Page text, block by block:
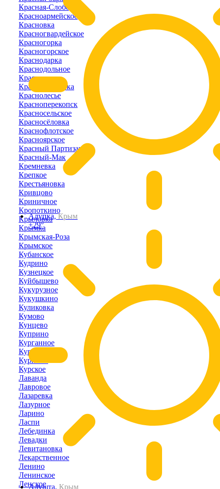
Алупка,Крым
+29°
Алушта, Крым
Красная-Слобода
Красноармейское
Красновка
Красногвардейское
Красногорка
Красногорское
Краснодарка
Краснодольное
Красное
Краснознаменка
Краснолесье
Красноперекопск
Красносельское
Красносёловка
Краснофлотское
Красноярское
Красный Партизан
Красный-Мак
Кремневка
Крепкое
Крестьяновка
Кривцово
Криничное
Кропоткино
Крыловка
Крымка
Крымская-Роза
Крымское
Кубанское
Кудрино
Кузнецкое
Куйбышево
Кукурузное
Кукушкино
Куликовка
Кумово
Кунцево
Куприно
Курганное
Курортное
Курпаты
Курское
Лаванда
Лавровое
Лазаревка
Лазурное
Ларино
Ласпи
Лебединка
Левадки
Левитановка
Лекарственное
Ленино
Ленинское
Ленское